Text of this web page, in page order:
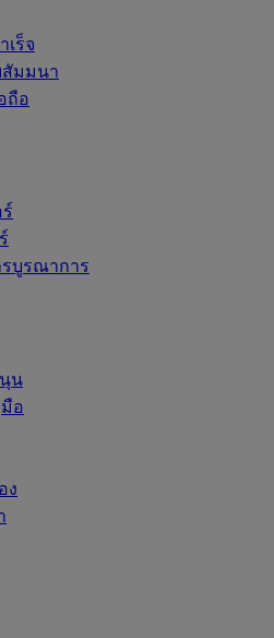
เร็จ
สัมมนา
ถือ
บูรณาการ
น
อ
ง